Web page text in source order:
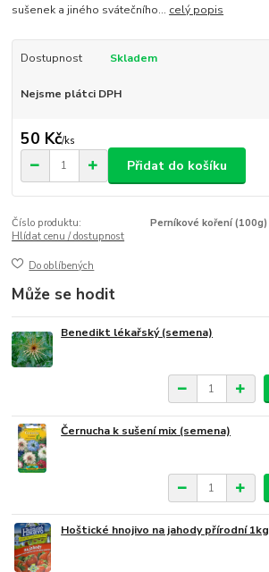
sušenek a jiného svátečního... celý popis
Dostupnost Skladem
Nejsme plátci DPH
50 Kč/ks
Přidat do košíku
Číslo produktu:
Perníkové koření (100g)
Hlídat cenu / dostupnost
Do oblíbených
Může se hodit
Benedikt lékařský (semena)
Černucha k sušení mix (semena)
Hoštické hnojivo na jahody přírodní 1kg